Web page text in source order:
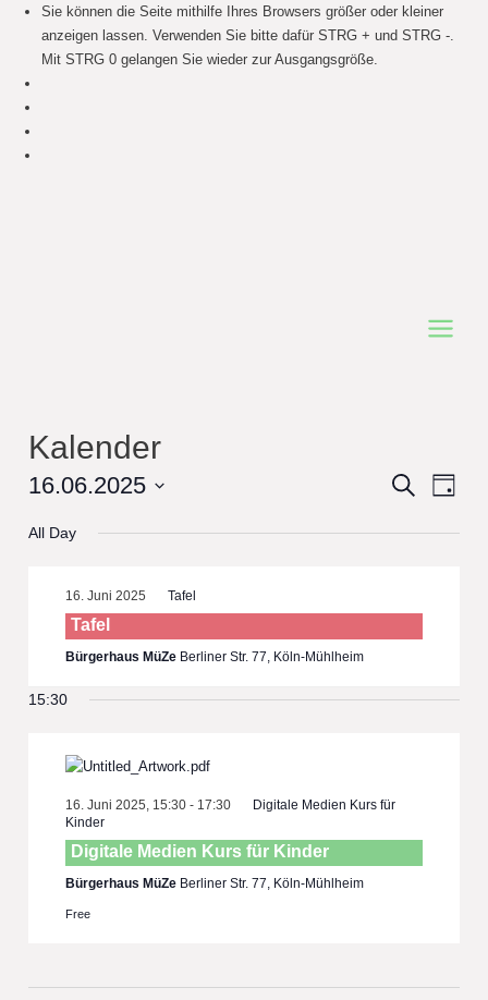
Sie können die Seite mithilfe Ihres Browsers größer oder kleiner
anzeigen lassen. Verwenden Sie bitte dafür STRG + und STRG -.
Mit STRG 0 gelangen Sie wieder zur Ausgangsgröße.
Main
Kalender
Events
Search
Day
16.06.2025
date.
All Day
16. Juni 2025 Tafel
Tafel
Bürgerhaus MüZe Berliner Str. 77, Köln-Mühlheim
15:30
16. Juni 2025, 15:30 - 17:30
Digitale Medien Kurs für
Kinder
Digitale Medien Kurs für Kinder
Bürgerhaus MüZe Berliner Str. 77, Köln-Mühlheim
Free